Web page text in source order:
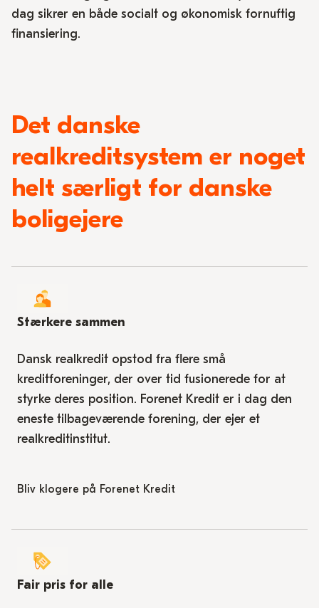
dag sikrer en både socialt og økonomisk fornuftig
finansiering.
Det danske
realkreditsystem er noget
helt særligt for danske
boligejere
Stærkere sammen
Dansk realkredit opstod fra flere små
kreditforeninger, der over tid fusionerede for at
styrke deres position. Forenet Kredit er i dag den
eneste tilbageværende forening, der ejer et
realkreditinstitut.
Bliv klogere på Forenet Kredit
Fair pris for alle